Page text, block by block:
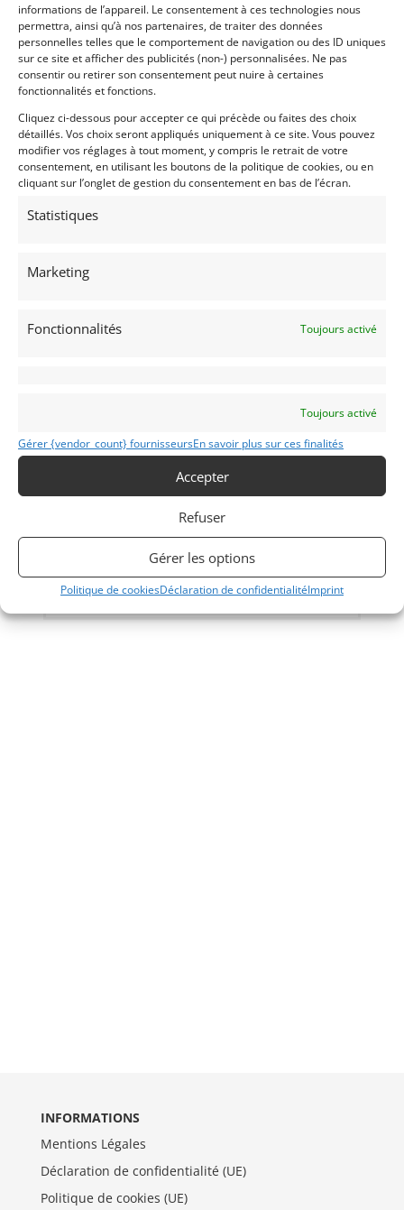
informations de l’appareil. Le consentement à ces technologies nous
permettra, ainsi qu’à nos partenaires, de traiter des données
personnelles telles que le comportement de navigation ou des ID uniques
sur ce site et afficher des publicités (non-) personnalisées. Ne pas
consentir ou retirer son consentement peut nuire à certaines
fonctionnalités et fonctions.
Cliquez ci-dessous pour accepter ce qui précède ou faites des choix
détaillés. Vos choix seront appliqués uniquement à ce site. Vous pouvez
modifier vos réglages à tout moment, y compris le retrait de votre
consentement, en utilisant les boutons de la politique de cookies, ou en
cliquant sur l’onglet de gestion du consentement en bas de l’écran.
Statistiques
Marketing
Fonctionnalités Toujours activé
Toujours activé
Gérer {vendor_count} fournisseursEn savoir plus sur ces finalités
Accepter
Refuser
Gérer les options
Politique de cookiesDéclaration de confidentialitéImprint
13
LOLA T8600 EX-ARIE LUYENDYK
INDIANAPOLIS (ETATS-UNIS (USA))
11 juin 2019
Vends Lola T8600 Hu05. pilotée par Arie Luyendyk aux 500
Miles d'Indianapolis 1986. Voiture complète et non
restaurée - Très rare - Pour plus de renseignements,
n'hésitez pas à nous contacter.
1967. Historique clair et certifié. Très belle éligibilité. Prête à
INFORMATIONS
Mentions Légales
Déclaration de confidentialité (UE)
Politique de cookies (UE)